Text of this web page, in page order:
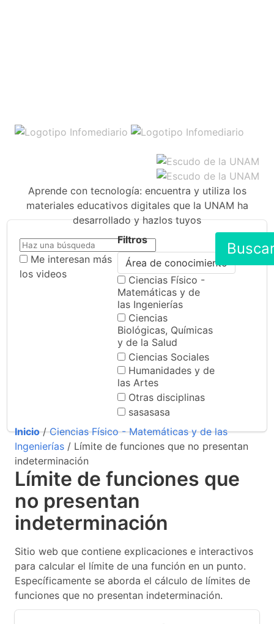
Aprende con tecnología: encuentra y utiliza los
materiales educativos digitales que la UNAM ha
desarrollado y hazlos tuyos
Me interesan más
los videos
Filtros
Área de conocimiento
Ciencias Físico -
Matemáticas y de
las Ingenierías
Ciencias
Biológicas, Químicas
y de la Salud
Ciencias Sociales
Humanidades y de
las Artes
Otras disciplinas
sasasasa
Inicio/Ciencias Físico - Matemáticas y de las
Ingenierías / Límite de funciones que no presentan
indeterminación
Límite de funciones que
no presentan
indeterminación
Sitio web que contiene explicaciones e interactivos
para calcular el límite de una función en un punto.
Específicamente se aborda el cálculo de límites de
funciones que no presentan indeterminación.